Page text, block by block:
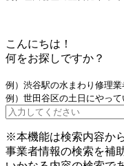
こんにちは！
何をお探しですか？
例）渋谷駅の水まわり修理業
例）世田谷区の土日にやっ
※本機能は検索内容か
事業者情報の検索を補